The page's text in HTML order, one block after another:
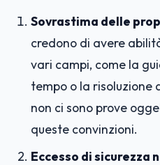
Sovrastima delle
credono di avere
vari campi, come la
tempo o la risoluzione
non ci sono prove
queste convinzioni.
Eccesso di sicurezza